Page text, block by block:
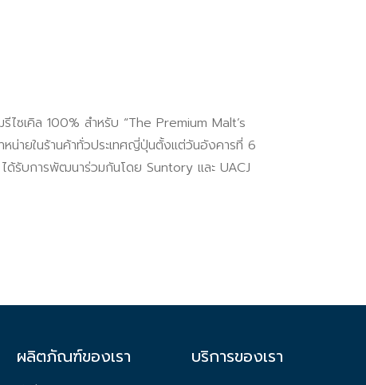
ซเคิล 100% สำหรับ “The Premium Malt’s
ายในร้านค้าทั่วประเทศญี่ปุ่นตั้งแต่วันอังคารที่ 6
ด้รับการพัฒนาร่วมกันโดย Suntory และ UACJ
ผลิตภัณฑ์ของเรา บริการของเรา